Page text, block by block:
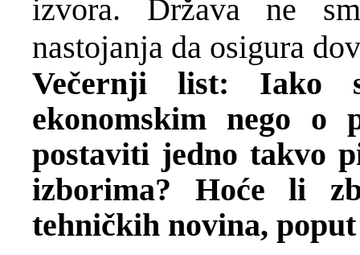
izvora. Država ne
nastojanja da osigura
Večernji list: Iako
ekonomskim nego o
postaviti jedno takvo
izborima? Hoće li
tehničkih novina,